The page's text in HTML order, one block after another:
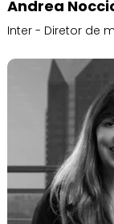
Andrea
Inter - Diretor de